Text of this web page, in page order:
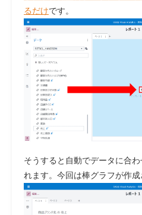
るだけです。
そうすると自動でデータに合
れます。今回は棒グラフが作成